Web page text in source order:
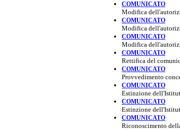
COMUNICATO
Modifica
COMUNICATO
Modifica
COMUNICATO
Modifica
COMUNICATO
Rettifica del
COMUNICATO
Provvedimento
COMUNICATO
Estinzione
COMUNICATO
Estinzione
COMUNICATO
Riconoscimento